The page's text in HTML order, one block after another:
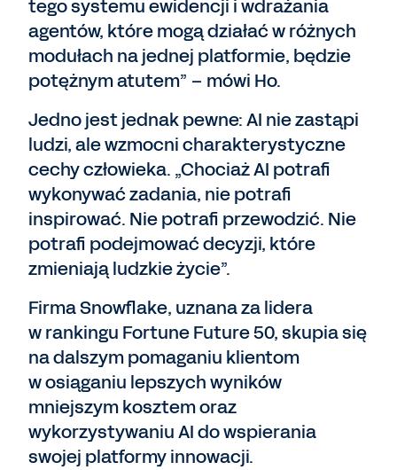
tego systemu ewidencji i wdrażania
agentów, które mogą działać w różnych
modułach na jednej platformie, będzie
potężnym atutem” – mówi Ho.
Jedno jest jednak pewne: AI nie zastąpi
ludzi, ale wzmocni charakterystyczne
cechy człowieka. „Chociaż AI potrafi
wykonywać zadania, nie potrafi
inspirować. Nie potrafi przewodzić. Nie
potrafi podejmować decyzji, które
zmieniają ludzkie życie”.
Firma Snowflake, uznana za lidera
w rankingu Fortune Future 50, skupia się
na dalszym pomaganiu klientom
w osiąganiu lepszych wyników
mniejszym kosztem oraz
wykorzystywaniu AI do wspierania
swojej platformy innowacji.